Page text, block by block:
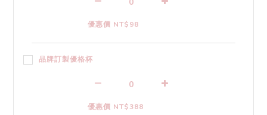
優惠價 NT$98
品牌訂製優格杯
優惠價 NT$388